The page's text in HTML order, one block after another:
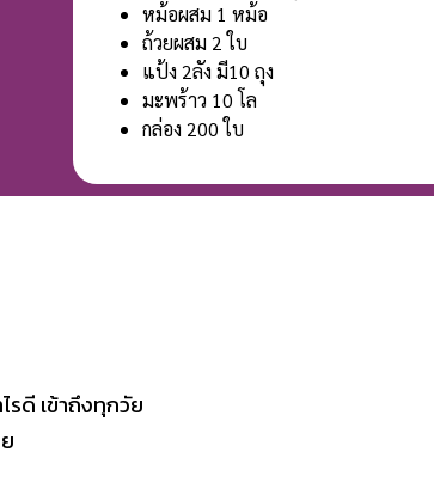
หม้อผสม 1 หม้อ
ถ้วยผสม 2 ใบ
แป้ง 2ลัง มี10 ถุง
มะพร้าว 10 โล
กล่อง 200 ใบ
รดี เข้าถึงทุกวัย